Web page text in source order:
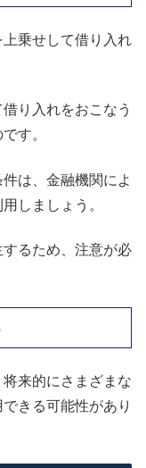
乗せして借り入れ
り入れをおこなう
す。
は、金融機関によ
しましょう。
るため、注意が必
来的にさまざまな
きる可能性があり